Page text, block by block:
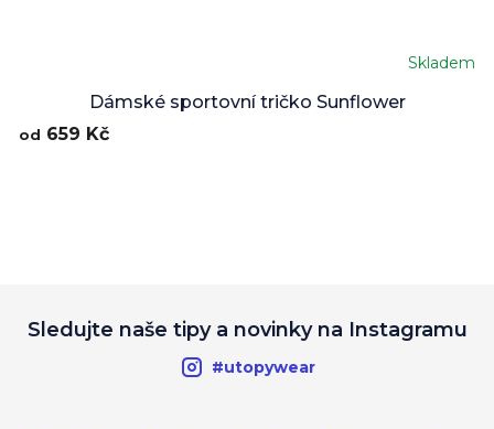
Dámské sportovní tričko Sunflower
Skladem
od 659 Kč
Sledujte naše tipy a novinky na Instagramu
#utopywear